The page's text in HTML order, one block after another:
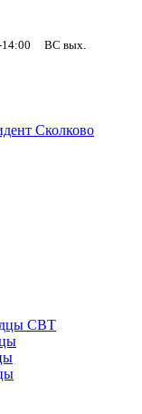
ВС вых.
СВТ